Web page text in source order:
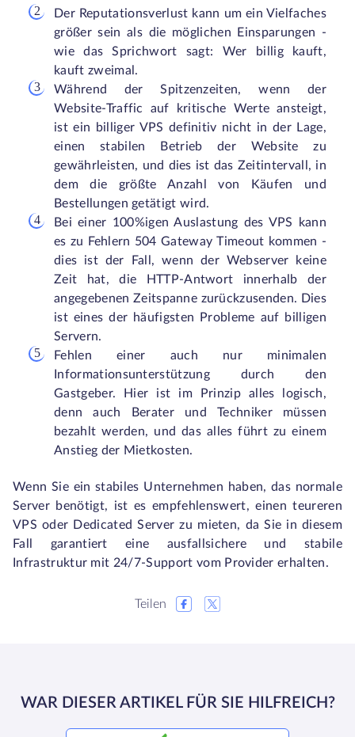
Der Reputationsverlust kann um ein Vielfaches
größer sein als die möglichen Einsparungen -
wie das Sprichwort sagt: Wer billig kauft,
kauft zweimal.
Während der Spitzenzeiten, wenn der
Website-Traffic auf kritische Werte ansteigt,
ist ein billiger VPS definitiv nicht in der Lage,
einen stabilen Betrieb der Website zu
gewährleisten, und dies ist das Zeitintervall, in
dem die größte Anzahl von Käufen und
Bestellungen getätigt wird.
Bei einer 100%igen Auslastung des VPS kann
es zu Fehlern 504 Gateway Timeout kommen -
dies ist der Fall, wenn der Webserver keine
Zeit hat, die HTTP-Antwort innerhalb der
angegebenen Zeitspanne zurückzusenden. Dies
ist eines der häufigsten Probleme auf billigen
Servern.
Fehlen einer auch nur minimalen
Informationsunterstützung durch den
Gastgeber. Hier ist im Prinzip alles logisch,
denn auch Berater und Techniker müssen
bezahlt werden, und das alles führt zu einem
Anstieg der Mietkosten.
Wenn Sie ein stabiles Unternehmen haben, das normale
Server benötigt, ist es empfehlenswert, einen teureren
VPS oder Dedicated Server zu mieten, da Sie in diesem
Fall garantiert eine ausfallsichere und stabile
Infrastruktur mit 24/7-Support vom Provider erhalten.
Teilen
WAR DIESER ARTIKEL FÜR SIE HILFREICH?